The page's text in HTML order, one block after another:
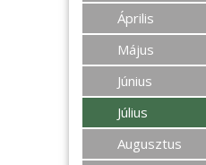
Április
Május
Június
Július
Augusztus